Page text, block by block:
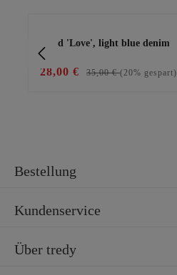
Kleid 'Love', light blue denim
28,00 € 35,00 €(20% gespart)
Bestellung
Kundenservice
Über tredy